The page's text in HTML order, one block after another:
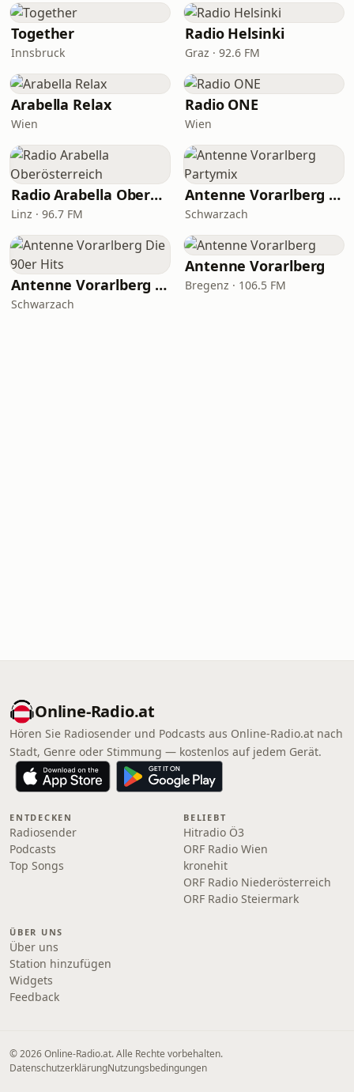
Together
Innsbruck
Radio Helsinki
Graz · 92.6 FM
Arabella Relax
Wien
Radio ONE
Wien
Radio Arabella Oberösterreich
Linz · 96.7 FM
Antenne Vorarlberg Partymix
Schwarzach
Antenne Vorarlberg Die 90er Hits
Schwarzach
Antenne Vorarlberg
Bregenz · 106.5 FM
Online‑Radio.at
Hören Sie Radiosender und Podcasts aus Online‑Radio.at nach
Stadt, Genre oder Stimmung — kostenlos auf jedem Gerät.
ENTDECKEN
Radiosender
Podcasts
Top Songs
BELIEBT
Hitradio Ö3
ORF Radio Wien
kronehit
ORF Radio Niederösterreich
ORF Radio Steiermark
ÜBER UNS
Über uns
Station hinzufügen
Widgets
Feedback
© 2026 Online‑Radio.at. Alle Rechte vorbehalten.
DatenschutzerklärungNutzungsbedingungen